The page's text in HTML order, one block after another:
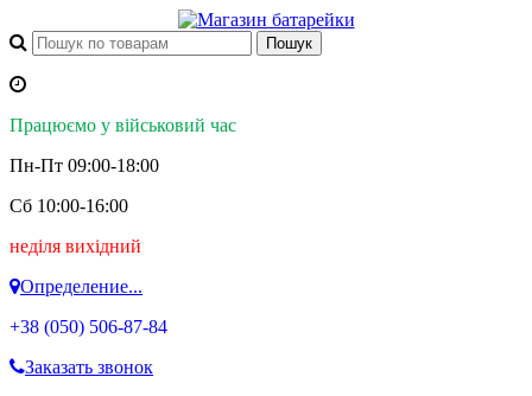
Працюємо у військовий час
Пн-Пт 09:00-18:00
Сб 10:00-16:00
неділя вихідний
Определение...
+38 (050) 506-87-84
Заказать звонок